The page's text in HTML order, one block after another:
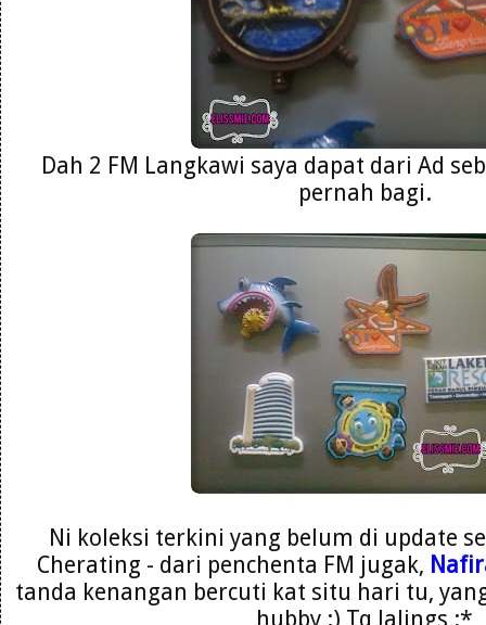
Dah 2 FM Langkawi saya dapat dari Ad
pernah bagi.
Ni koleksi terkini yang belum di update
Cherating - dari penchenta FM jugak,
tanda kenangan bercuti kat situ hari tu,
hubby :) Tq lalings :*